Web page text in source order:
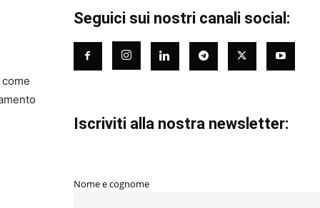
Seguici sui nostri canali social:
Iscriviti alla nostra newsletter:
Nome e cognome